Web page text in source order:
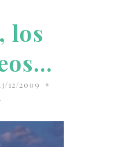
los
12/2009 •